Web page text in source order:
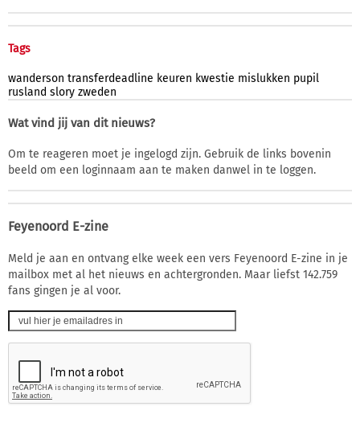
Tags
wanderson transferdeadline keuren kwestie mislukken pupil
rusland slory zweden
Wat vind jij van dit nieuws?
Om te reageren moet je ingelogd zijn. Gebruik de links bovenin
beeld om een loginnaam aan te maken danwel in te loggen.
Feyenoord E-zine
Meld je aan en ontvang elke week een vers Feyenoord E-zine in je
mailbox met al het nieuws en achtergronden. Maar liefst 142.759
fans gingen je al voor.